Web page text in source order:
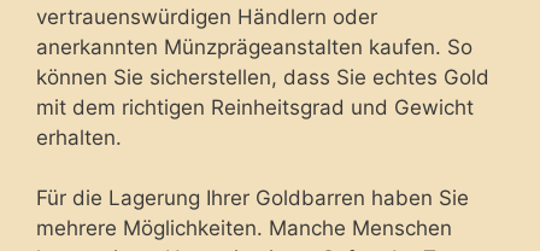
vertrauenswürdigen Händlern oder
anerkannten Münzprägeanstalten kaufen. So
können Sie sicherstellen, dass Sie echtes Gold
mit dem richtigen Reinheitsgrad und Gewicht
erhalten.
Für die Lagerung Ihrer Goldbarren haben Sie
mehrere Möglichkeiten. Manche Menschen